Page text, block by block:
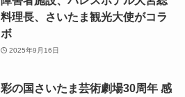
料理長、さいたま観光大使がコラ
ボ
2025年9月16日
彩の国さいたま芸術劇場30周年 感